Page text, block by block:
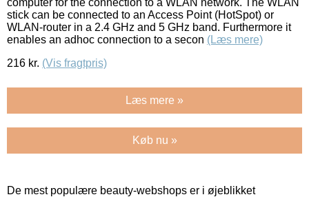
stick can be connected to an Access Point (HotSpot) or
WLAN-router in a 2.4 GHz and 5 GHz band. Furthermore it
enables an adhoc connection to a secon (Læs mere)
216 kr. (Vis fragtpris)
Læs mere »
Køb nu »
De mest populære beauty-webshops er i øjeblikket